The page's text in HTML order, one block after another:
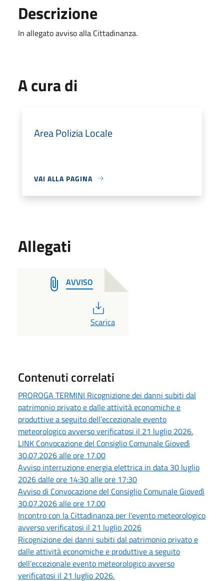
Descrizione
In allegato avviso alla Cittadinanza.
A cura di
Area Polizia Locale
VAI ALLA PAGINA
Allegati
AVVISO
PDF
Scarica
Contenuti correlati
PROROGA TERMINI Ricognizione dei danni subiti dal
patrimonio privato e dalle attività economiche e
produttive a seguito dell’eccezionale evento
meteorologico avverso verificatosi il 21 luglio 2026.
LINK Convocazione del Consiglio Comunale Giovedì
30.07.2026 alle ore 17.00
Avviso interruzione energia elettrica in data 30 luglio
2026 dalle ore 14:30 alle ore 17:30
Avviso di Convocazione del Consiglio Comunale Giovedì
30.07.2026 alle ore 17.00
Incontro con la Cittadinanza per l'evento meteorologico
avverso verificatosi il 21 luglio 2026
Ricognizione dei danni subiti dal patrimonio privato e
dalle attività economiche e produttive a seguito
dell’eccezionale evento meteorologico avverso
verificatosi il 21 luglio 2026.